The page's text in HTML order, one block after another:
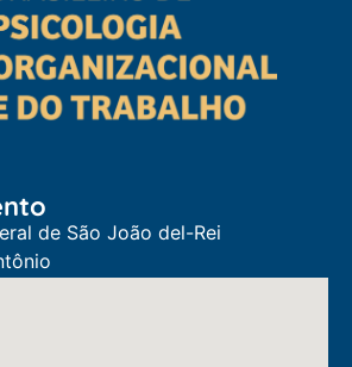
de São João del-Rei